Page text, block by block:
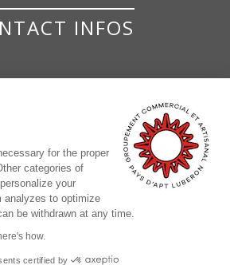
INFOS
for the proper
categories of
your
analyzes to optimize
be withdrawn at any time.
how.
certified by